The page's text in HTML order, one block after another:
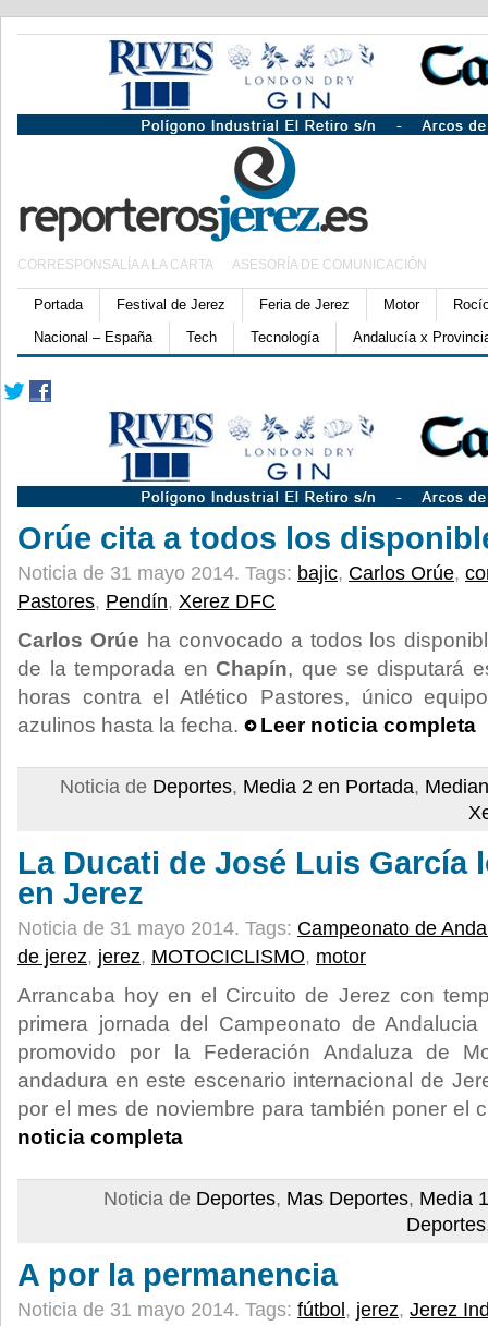
CORRESPONSALÍA A LA CARTA ASESORÍA DE COMUNICACIÓN
Portada Festival de Jerez Feria de Jerez Motor
Nacional – España
Tech Tecnología Andalucía x
Orúe cita a todos los
Noticia de 31 mayo 2014. Tags: bajic, Carlos Orúe,
Pastores, Pendín, Xerez DFC
Carlos Orúe ha convocado a todos los
de la temporada enChapín, que se disputará
horas contra el Atlético Pastores, único
azulinos hasta la fecha.
Leer noticia completa
Noticia de Deportes, Media 2 en Portada,
La Ducati de José Luis García
en Jerez
Noticia de 31 mayo 2014. Tags: Campeonato de
de jerez, jerez, MOTOCICLISMO, motor
Arrancaba hoy en el Circuito de Jerez con
primera jornada del Campeonato de
promovido por la Federación Andaluza de
andadura en este escenario internacional de
por el mes de noviembre para también poner el
noticia completa
Noticia de Deportes, Mas Deportes, Media
Deportes
A por la permanencia
Noticia de 31 mayo 2014. Tags: fútbol , jerez, Jerez